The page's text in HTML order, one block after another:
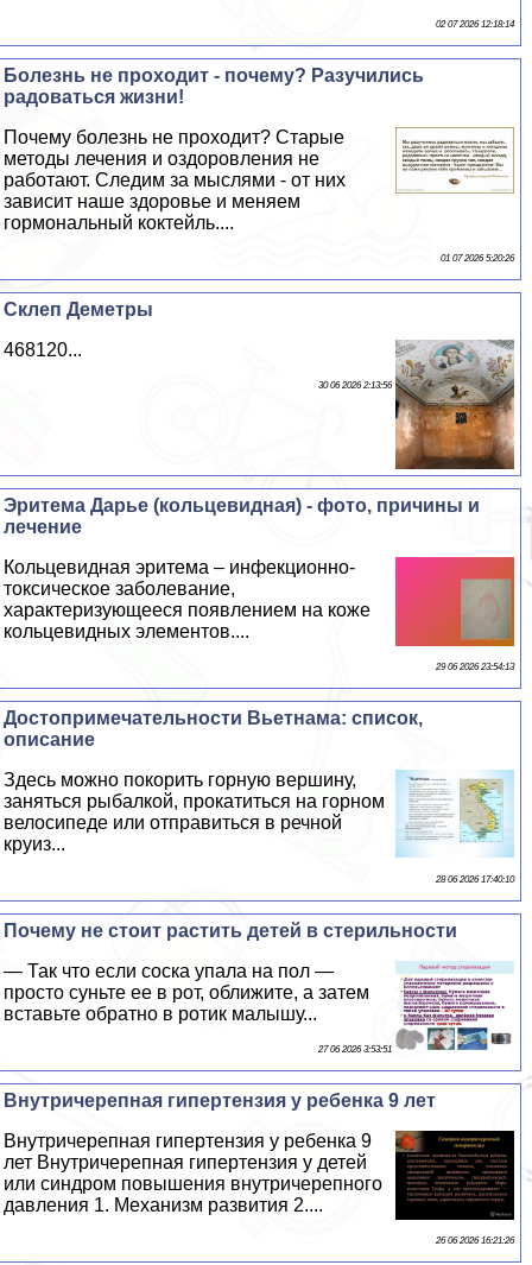
02 07 2026 12:18:14
Болезнь не проходит - почему? Разучились
радоваться жизни!
Почему болезнь не проходит? Старые
методы лечения и оздоровления не
работают. Следим за мыслями - от них
зависит наше здоровье и меняем
гормональный коктейль....
01 07 2026 5:20:26
Склеп Деметры
468120...
30 06 2026 2:13:56
Эритема Дарье (кольцевидная) - фото, причины и
лечение
Кольцевидная эритема – инфекционно-
токсическое заболевание,
хаpaктеризующееся появлением на коже
кольцевидных элементов....
29 06 2026 23:54:13
Достопримечательности Вьетнама: список,
описание
Здесь можно покорить горную вершину,
заняться рыбалкой, прокатиться на горном
велосипеде или отправиться в речной
круиз...
28 06 2026 17:40:10
Почему не стоит растить детей в стерильности
— Так что если соска упала на пол —
просто суньте ее в рот, оближите, а затем
вставьте обратно в ротик малышу...
27 06 2026 3:53:51
Внутричерепная гипертензия у ребенка 9 лет
Внутричерепная гипертензия у ребенка 9
лет Внутричерепная гипертензия у детей
или синдром повышения внутричерепного
давления 1. Механизм развития 2....
26 06 2026 16:21:26